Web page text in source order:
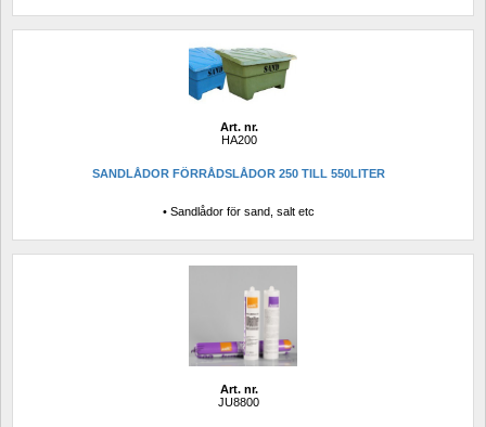
Art. nr.
HA200
SANDLÅDOR FÖRRÅDSLÅDOR 250 TILL 550LITER
• Sandlådor för sand, salt etc
Art. nr.
JU8800